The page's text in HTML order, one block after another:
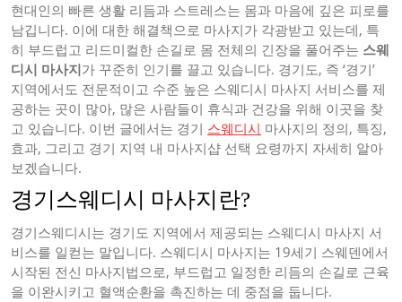
현대인의 빠른 생활 리듬과 스트레스는 몸과 마음에 깊은 피로를
남깁니다. 이에 대한 해결책으로 마사지가 각광받고 있는데, 특
히 부드럽고 리드미컬한 손길로 몸 전체의 긴장을 풀어주는 스웨
디시 마사지가 꾸준히 인기를 끌고 있습니다. 경기도, 즉 ‘경기’
지역에서도 전문적이고 수준 높은 스웨디시 마사지 서비스를 제
공하는 곳이 많아, 많은 사람들이 휴식과 건강을 위해 이곳을 찾
고 있습니다. 이번 글에서는 경기 스웨디시 마사지의 정의, 특징,
효과, 그리고 경기 지역 내 마사지샵 선택 요령까지 자세히 알아
보겠습니다.
경기스웨디시 마사지란?
경기스웨디시는 경기도 지역에서 제공되는 스웨디시 마사지 서
비스를 일컫는 말입니다. 스웨디시 마사지는 19세기 스웨덴에서
시작된 전신 마사지법으로, 부드럽고 일정한 리듬의 손길로 근육
을 이완시키고 혈액순환을 촉진하는 데 중점을 둡니다.